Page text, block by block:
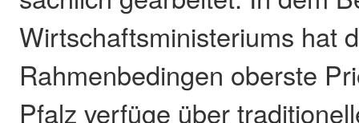
Wirtschaftsministeriums hat
Rahmenbedingen oberste
Pfalz verfüge über